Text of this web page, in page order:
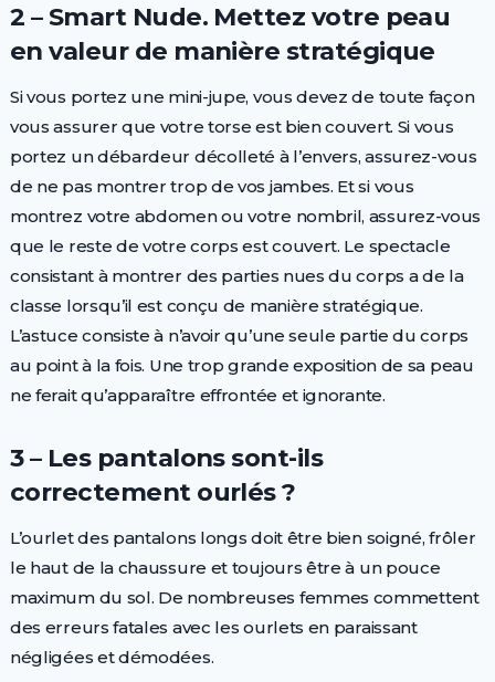
2 – Smart Nude. Mettez votre peau
en valeur de manière stratégique
Si vous portez une mini-jupe, vous devez de toute façon
vous assurer que votre torse est bien couvert. Si vous
portez un débardeur décolleté à l’envers, assurez-vous
de ne pas montrer trop de vos jambes. Et si vous
montrez votre abdomen ou votre nombril, assurez-vous
que le reste de votre corps est couvert. Le spectacle
consistant à montrer des parties nues du corps a de la
classe lorsqu’il est conçu de manière stratégique.
L’astuce consiste à n’avoir qu’une seule partie du corps
au point à la fois. Une trop grande exposition de sa peau
ne ferait qu’apparaître effrontée et ignorante.
3 – Les pantalons sont-ils
correctement ourlés ?
L’ourlet des pantalons longs doit être bien soigné, frôler
le haut de la chaussure et toujours être à un pouce
maximum du sol. De nombreuses femmes commettent
des erreurs fatales avec les ourlets en paraissant
négligées et démodées.